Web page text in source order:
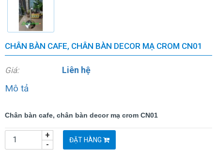
CHÂN BÀN CAFE, CHÂN BÀN DECOR MẠ CROM CN01
Giá: Liên hệ
Mô tả
Chân bàn cafe, chân bàn decor mạ crom CN01
-
+ ĐẶT HÀNG